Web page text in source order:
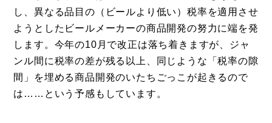
し、異なる品目の（ビールより低い）税率を適用させ
ようとしたビールメーカーの商品開発の努力に端を発
します。今年の10月で改正は落ち着きますが、ジャ
ンル間に税率の差が残る以上、同じような「税率の隙
間」を埋める商品開発のいたちごっこが起きるので
は……という予感もしています。